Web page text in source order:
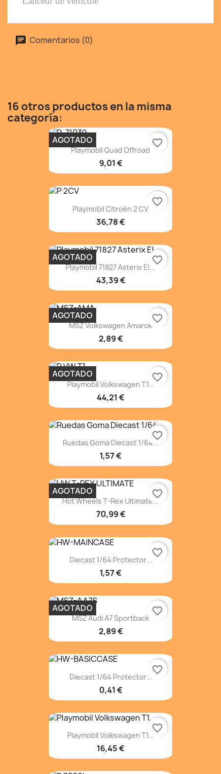
Comentarios (0)
16 otros productos en la misma
categoría:
Playmobil Quad Offroad
9,01 €
AGOTADO favorite_border
Playmobil Citroën 2 CV
36,78 €
favorite_border
Playmobil 71827 Asterix El...
43,39 €
AGOTADO favorite_border
MSZ Volkswagen Amarok
2,89 €
AGOTADO favorite_border
Playmobil Volkswagen T1...
44,21 €
AGOTADO favorite_border
Ruedas Goma Diecast 1/64...
1,57 €
favorite_border
Hot Wheels T-Rex Ultimate...
70,99 €
AGOTADO favorite_border
Diecast 1/64 Protector...
1,57 €
favorite_border
MSZ Audi A7 Sportback
2,89 €
AGOTADO favorite_border
Diecast 1/64 Protector...
0,41 €
favorite_border
Playmobil Volkswagen T1...
16,45 €
favorite_border